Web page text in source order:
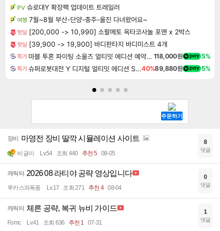
PV 슈로대Y 확장팩 업데이트 트레일러
여행 7월~8월 부산-단양-충주-울진 다녀왔어요~
핫딜 [200,000 -> 10,990] 소팔메토 옥타코사놀 포맨 x 2박스
핫딜 [39,900 -> 19,900] 바디판타지 바디미스트 4개
특가 마블 투혼 파이팅 소울즈 얼티밋 에디션 예약구매 MARVEL Tokon Fighting Souls Ultimate Edition Pre-Purchase 118,000원 5%
특가 슈퍼로봇대전 Y 디지털 얼티밋 에디션 Super Robot Wars Y Digital Ultimate Edition40%89,880원 5%
장비 마영전 장비 딸깍 시뮬레이션 사이트
비글이 Lv.54 조회 440 추천 5 08-05
8
댓글
캐릭터 2026 08 라티야 공략 영상입니다
루카스와폭풍 Lv.17 조회 271 추천 4 08-04
0
댓글
캐릭터 체른 공략, 복귀 뉴비 가이드
Fomc Lv.41 조회 636 추천 1 07-31
1
댓글